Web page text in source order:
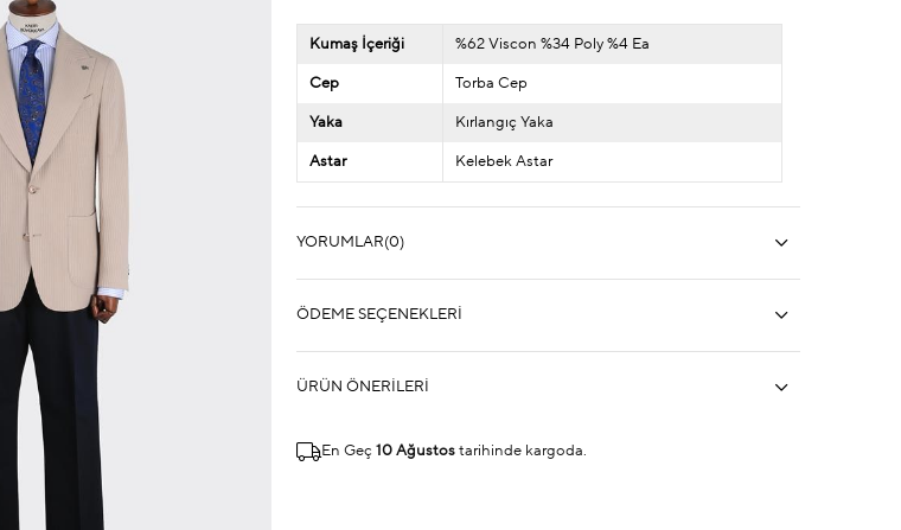
Kumaş İçeriği %62 Viscon %34 Poly %4 Ea
Cep Torba Cep
Yaka Kırlangıç Yaka
Astar Kelebek Astar
YORUMLAR(0)
ÖDEME SEÇENEKLERI
ÜRÜN ÖNERILERI
En Geç10 Ağustos tarihinde kargoda.